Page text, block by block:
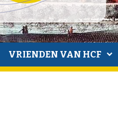
VRIENDEN VAN HCF